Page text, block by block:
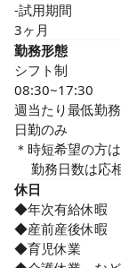
-試用期間
3ヶ月
勤務形態
シフト制
08:30~17:30
週当たり最低勤
日勤のみ
＊時短希望の方
勤務日数は応
休日
◆年次有給休暇
◆産前産後休暇
◆育児休業